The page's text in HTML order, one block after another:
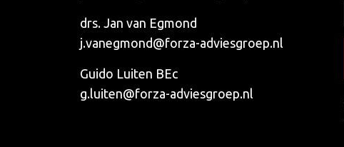
drs. Jan van Egmond
j.vanegmond@forza-adviesgroep.nl
Guido Luiten BEc
g.luiten@forza-adviesgroep.nl